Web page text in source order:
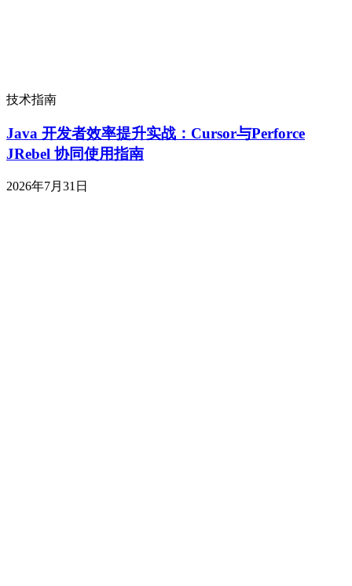
技术指南
Java 开发者效率提升实战：Cursor与Perforce
JRebel 协同使用指南
2026年7月31日